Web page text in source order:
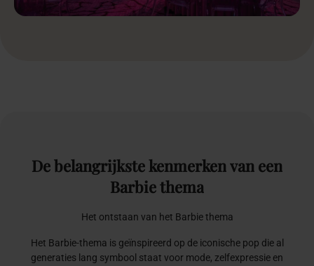
Debelangrijkstekenmerkenvan een
Barbiethema
Het ontstaan van het Barbie thema
Het Barbie-thema is geïnspireerd op de iconische pop die al
generaties lang symbool staat voor mode, zelfexpressie en